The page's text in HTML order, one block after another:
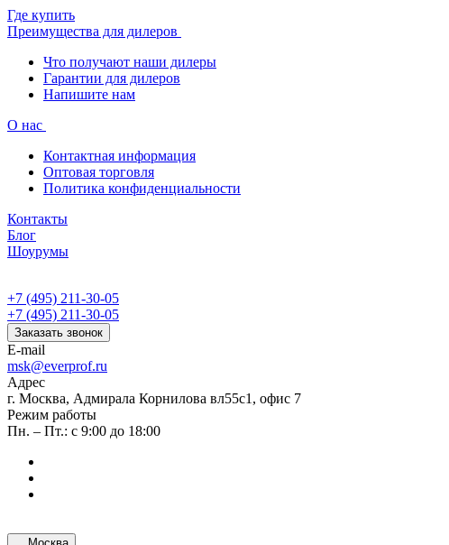
Где купить
Преимущества для дилеров
Что получают наши дилеры
Гарантии для дилеров
Напишите нам
О нас
Контактная информация
Оптовая торговля
Политика конфиденциальности
Контакты
Блог
Шоурумы
+7 (495) 211-30-05
+7 (495) 211-30-05
Заказать звонок
E-mail
msk@everprof.ru
Адрес
г. Москва, Адмирала Корнилова вл55с1, офис 7
Режим работы
Пн. – Пт.: с 9:00 до 18:00